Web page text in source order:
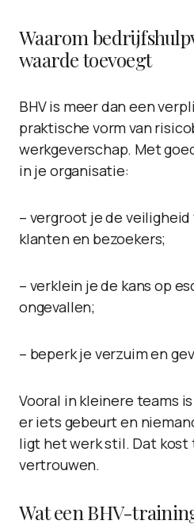
Waarom
waarde toevoegt
BHV is meer dan een
praktische vorm van
werkgeverschap. Met
in je organisatie:
– vergroot je de veiligheid
klanten en bezoekers;
– verklein je de kans op
ongevallen;
– beperk je verzuim en
Vooral in kleinere teams
er iets gebeurt en
ligt het werk stil. Dat kost
vertrouwen.
Wat een BHV-